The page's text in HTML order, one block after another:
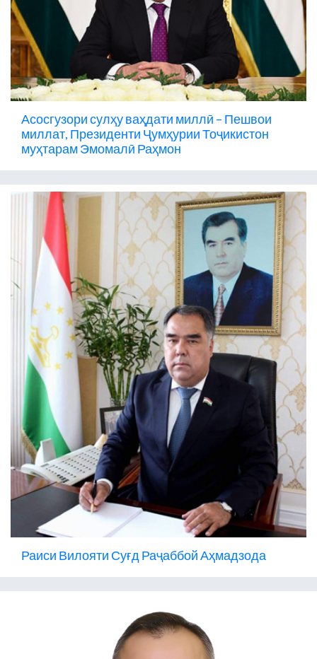
Асосгузори сулҳу ваҳдати миллӣ – Пешвои
миллат, Президенти Ҷумҳурии Тоҷикистон
муҳтарам Эмомалӣ Раҳмон
Раиси Вилояти Суғд Раҷаббой Аҳмадзода